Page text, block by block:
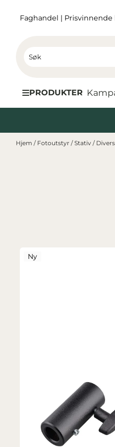
Faghandel | Prisvinnende
PRODUKTER
Hjem / Fotoutstyr /Stativ /
Ny